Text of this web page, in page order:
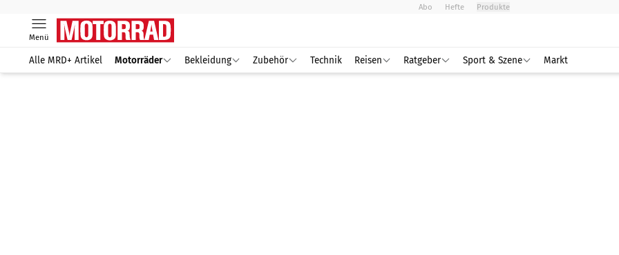
Abo Hefte Produkte
Menü
Alle MRD+ Artikel Motorräder Bekleidung Zubehör Technik Reisen Ratgeber Sport & Szene Markt